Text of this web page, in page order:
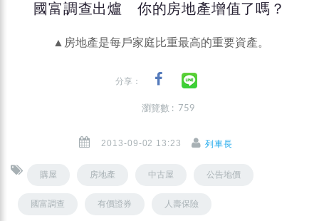
國富調查出爐 你的房地產增值了嗎？
▲房地產是每戶家庭比重最高的重要資產。
分享：
瀏覽數 : 759
2013-09-02 13:23 列車長
購屋 房地產 中古屋 公告地價
國富調查 有價證券 人壽保險